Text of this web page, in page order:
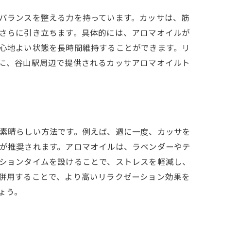
ンスを整える力を持っています。カッサは、筋
らに引き立ちます。具体的には、アロマオイルが
よい状態を長時間維持することができます。リ
谷山駅周辺で提供されるカッサアロマオイルト
晴らしい方法です。例えば、週に一度、カッサを
奨されます。アロマオイルは、ラベンダーやテ
ンタイムを設けることで、ストレスを軽減し、
することで、より高いリラクゼーション効果を
。